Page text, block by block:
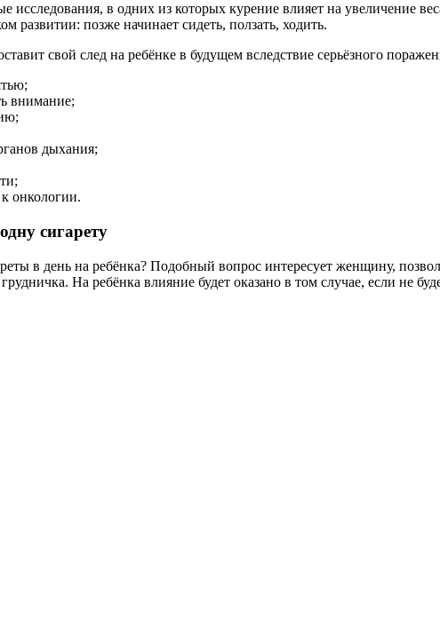
исследования, в одних из которых курение влияет на увеличение
развитии: позже начинает сидеть, ползать, ходить.
свой след на ребёнке в будущем вследствие серьёзного
внимание;
дыхания;
онкологии.
сигарету
в день на ребёнка? Подобный вопрос интересует женщину,
На ребёнка влияние будет оказано в том случае, если не